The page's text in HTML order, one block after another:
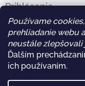
Používame
prehliadanie webu
neustále
Ďalším
ich používaním.
Prihlásenie
E-mail
Heslo
Prihlásiť sa
Nová registráciaZabudnuté